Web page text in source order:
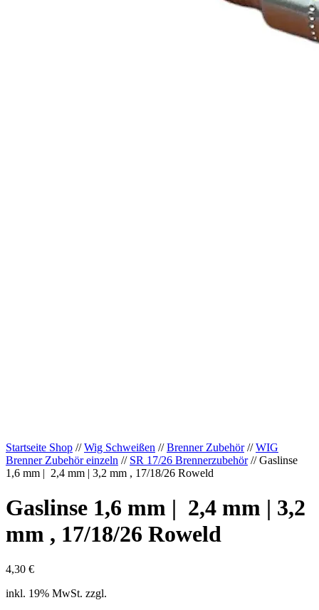
Startseite Shop //Wig Schweißen //Brenner Zubehör//WIG
Brenner Zubehör einzeln // SR 17/26 Brennerzubehör// Gaslinse
1,6 mm | 2,4 mm | 3,2 mm , 17/18/26 Roweld
Gaslinse 1,6 mm | 2,4 mm | 3,2
mm , 17/18/26 Roweld
4,30 €
inkl. 19% MwSt. zzgl.